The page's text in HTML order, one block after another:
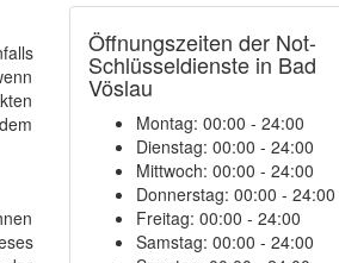
Öffnungszeiten der Not-
Schlüsseldienste in Bad
Vöslau
Montag: 00:00 - 24:00
Dienstag: 00:00 - 24:00
Mittwoch: 00:00 - 24:00
Donnerstag: 00:00 - 24:00
Freitag: 00:00 - 24:00
Samstag: 00:00 - 24:00